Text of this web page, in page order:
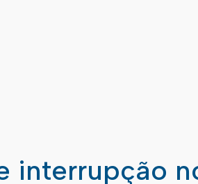
interrupção